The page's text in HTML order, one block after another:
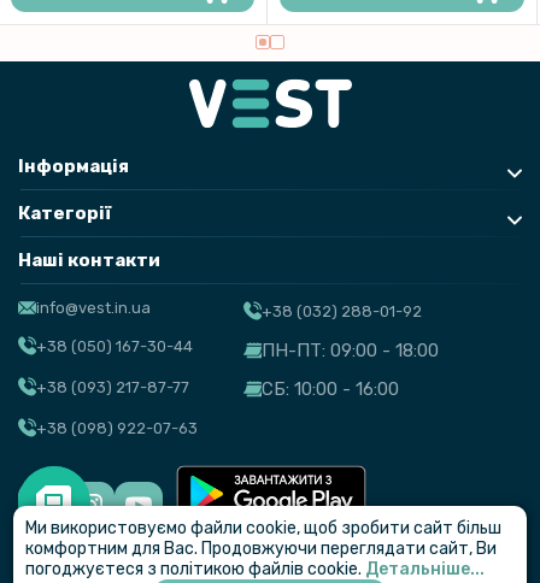
Інформація
Категорії
Наші контакти
info@vest.in.ua
+38 (050) 167-30-44
+38 (093) 217-87-77
+38 (098) 922-07-63
+38 (032) 288-01-92
ПН-ПТ: 09:00 - 18:00
СБ: 10:00 - 16:00
© VEST
Ми використовуємо файли cookie, щоб зробити сайт більш
комфортним для Вас. Продовжуючи переглядати сайт, Ви
погоджуєтеся з політикою файлів cookie. Детальніше...